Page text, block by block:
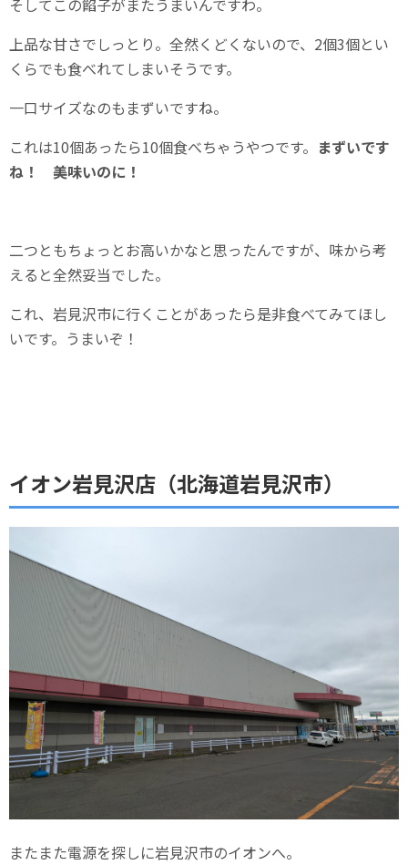
そしてこの餡子がまたうまいんですわ。
上品な甘さでしっとり。全然くどくないので、2個3個とい
くらでも食べれてしまいそうです。
一口サイズなのもまずいですね。
これは10個あったら10個食べちゃうやつです。 まずいです
ね！ 美味いのに！
二つともちょっとお高いかなと思ったんですが、味から考
えると全然妥当でした。
これ、岩見沢市に行くことがあったら是非食べてみてほし
いです。うまいぞ！
イオン岩見沢店（北海道岩見沢市）
またまた電源を探しに岩見沢市のイオンへ。